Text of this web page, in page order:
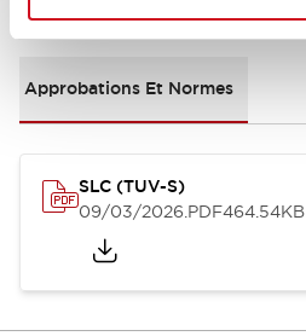
Approbations Et Normes
SLC (TUV-S)
09/03/2026.PDF464.54KB